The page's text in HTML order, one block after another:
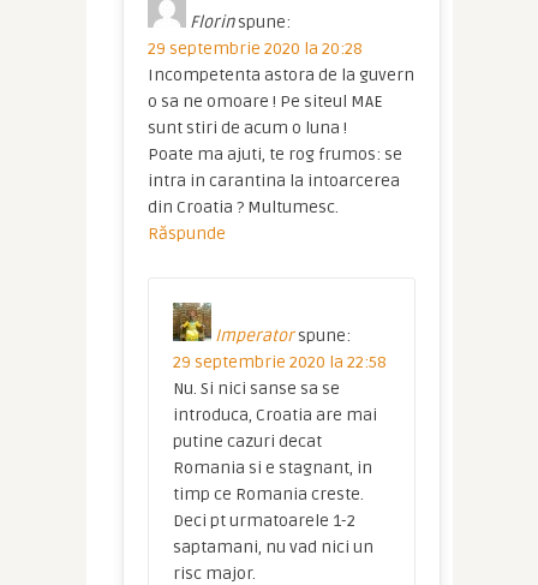
Florin spune:
29 septembrie 2020 la 20:28
Incompetenta astora de la guvern
o sa ne omoare ! Pe siteul MAE
sunt stiri de acum o luna !
Poate ma ajuti, te rog frumos: se
intra in carantina la intoarcerea
din Croatia ? Multumesc.
Răspunde
Imperator spune:
29 septembrie 2020 la 22:58
Nu. Si nici sanse sa se
introduca, Croatia are mai
putine cazuri decat
Romania si e stagnant, in
timp ce Romania creste.
Deci pt urmatoarele 1-2
saptamani, nu vad nici un
risc major.